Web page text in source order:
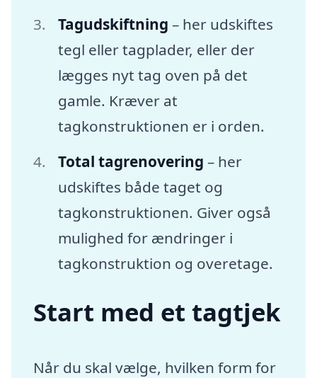
Tagudskiftning – her udskiftes
tegl eller tagplader, eller der
lægges nyt tag oven på det
gamle. Kræver at
tagkonstruktionen er i orden.
Total tagrenovering – her
udskiftes både taget og
tagkonstruktionen. Giver også
mulighed for ændringer i
tagkonstruktion og overetage.
Start med et tagtjek
Når du skal vælge, hvilken form for